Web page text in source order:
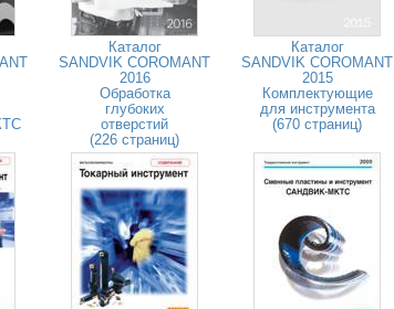
Каталог
SANDVIK COROMANT
2016
Обработка
глубоких
отверстий
(226 страниц)
Каталог
SANDVIK COROMANT
2015
Комплектующие
для инструмента
(670 страниц)